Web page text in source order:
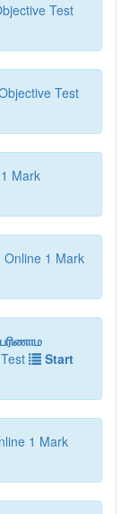
Test
Test
Mark
Online 1 Mark
Start
1 Mark